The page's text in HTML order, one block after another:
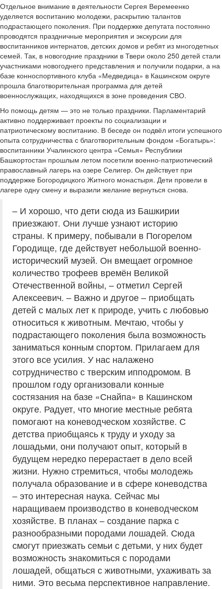
Отдельное внимание в деятельности Сергея Веремеенко
уделяется воспитанию молодежи, раскрытию талантов
подрастающего поколения. При поддержке депутата постоянно
проводятся праздничные мероприятия и экскурсии для
воспитанников интернатов, детских домов и ребят из многодетных
семей. Так, в новогодние праздники в Твери около 250 детей стали
участниками новогоднего представления и получили подарки, а на
базе конноспортивного клуба «Медведица» в Кашинском округе
прошла благотворительная программа для детей
военнослужащих, находящихся в зоне проведения СВО.
Но помощь детям — это не только праздники. Парламентарий
активно поддерживает проекты по социализации и
патриотическому воспитанию. В беседе он подвёл итоги успешного
опыта сотрудничества с благотворительным фондом «Богатырь»:
воспитанники Учалинского центра «Семья» Республики
Башкортостан прошлым летом посетили военно-патриотический
православный лагерь на озере Селигер. Он действует при
поддержке Богородицкого Житного монастыря. Дети провели в
лагере одну смену и выразили желание вернуться снова.
– И хорошо, что дети сюда из Башкирии
приезжают. Они лучше узнают историю
страны. К примеру, побывали в Погорелом
Городище, где действует небольшой военно-
исторический музей. Он вмещает огромное
количество трофеев времён Великой
Отечественной войны, – отметил Сергей
Алексеевич. – Важно и другое – приобщать
детей с малых лет к природе, учить с любовью
относиться к животным. Мечтаю, чтобы у
подрастающего поколения была возможность
заниматься конным спортом. Прилагаем для
этого все усилия. У нас налажено
сотрудничество с тверским ипподромом. В
прошлом году организовали конные
состязания на базе «Снайпа» в Кашинском
округе. Радует, что многие местные ребята
помогают на коневодческом хозяйстве. С
детства приобщаясь к труду и уходу за
лошадьми, они получают опыт, который в
будущем нередко перерастает в дело всей
жизни. Нужно стремиться, чтобы молодежь
получала образование и в сфере коневодства
– это интересная наука. Сейчас мы
наращиваем производство в коневодческом
хозяйстве. В планах – создание парка с
разнообразными породами лошадей. Сюда
смогут приезжать семьи с детьми, у них будет
возможность знакомиться с породами
лошадей, общаться с животными, ухаживать за
ними. Это весьма перспективное направление.